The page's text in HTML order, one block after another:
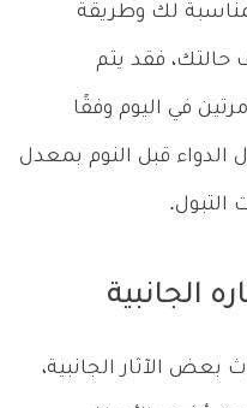
لك وطريقة
حالتك، فقد يتم
في اليوم وفقًا
الدواء قبل النوم بمعدل
الجانبية
الآثار الجانبية،